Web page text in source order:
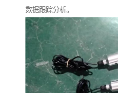
数据跟踪分析。